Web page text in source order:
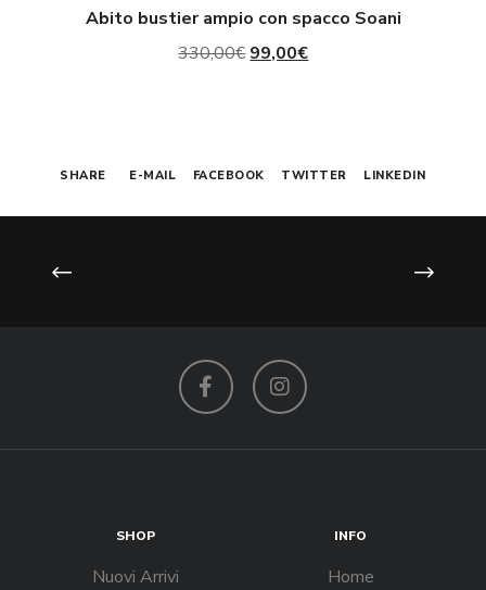
Abito bustier ampio con spacco Soani
330,00€ Il
330,00€.
99,00€Il
99,00€.
SHARE E-MAIL FACEBOOK TWITTER LINKEDIN
SHOP
Nuovi Arrivi
INFO
Home